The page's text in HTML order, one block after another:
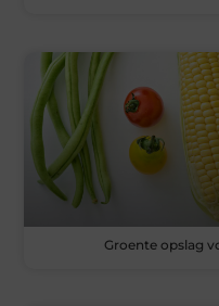
Groente opslag